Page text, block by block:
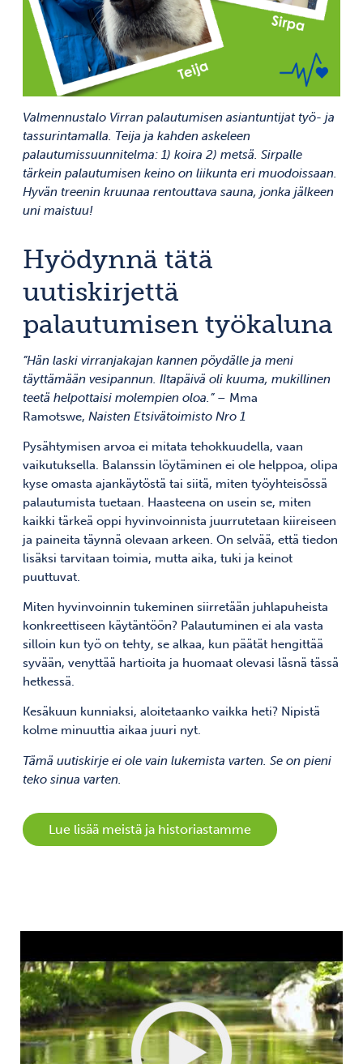
Valmennustalo Virran palautumisen asiantuntijat työ- ja
tassurintamalla. Teija ja kahden askeleen
palautumissuunnitelma: 1) koira 2) metsä. Sirpalle
tärkein palautumisen keino on liikunta eri muodoissaan.
Hyvän treenin kruunaa rentouttava sauna, jonka jälkeen
uni maistuu!
Hyödynnä tätä
uutiskirjettä
palautumisen työkaluna
”Hän laski virranjakajan kannen pöydälle ja meni
täyttämään vesipannun. Iltapäivä oli kuuma, mukillinen
teetä helpottaisi molempien oloa.” – Mma
Ramotswe, Naisten Etsivätoimisto Nro 1
Pysähtymisen arvoa ei mitata tehokkuudella, vaan
vaikutuksella. Balanssin löytäminen ei ole helppoa, olipa
kyse omasta ajankäytöstä tai siitä, miten työyhteisössä
palautumista tuetaan. Haasteena on usein se, miten
kaikki tärkeä oppi hyvinvoinnista juurrutetaan kiireiseen
ja paineita täynnä olevaan arkeen. On selvää, että tiedon
lisäksi tarvitaan toimia, mutta aika, tuki ja keinot
puuttuvat.
Miten hyvinvoinnin tukeminen siirretään juhlapuheista
konkreettiseen käytäntöön? Palautuminen ei ala vasta
silloin kun työ on tehty, se alkaa, kun päätät hengittää
syvään, venyttää hartioita ja huomaat olevasi läsnä tässä
hetkessä.
Kesäkuun kunniaksi, aloitetaanko vaikka heti? Nipistä
kolme minuuttia aikaa juuri nyt.
Tämä uutiskirje ei ole vain lukemista varten. Se on pieni
teko sinua varten.
Lue lisää meistä ja historiastamme